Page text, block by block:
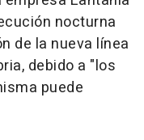
nocturna
de la nueva línea
debido a "los
puede